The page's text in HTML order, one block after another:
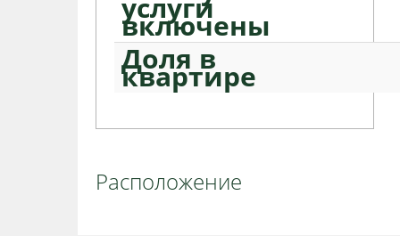
услуги
включены
Доля в
квартире
Расположение